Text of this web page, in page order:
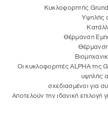
Κυκλοφορητής
Υψηλής
Θέρμανση
Οι κυκλοφορητές ALPHA της
υψηλής
σχεδιασμένοι για
Αποτελούν την ιδανική επιλογή